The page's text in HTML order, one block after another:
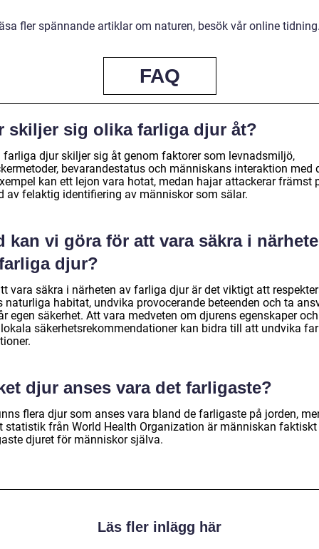
fler spännande artiklar om naturen, besök vår online
FAQ
skiljer sig olika farliga djur åt?
farliga djur skiljer sig åt genom faktorer som levnadsmiljö,
bevarandestatus och människans interaktion med
kan ett lejon vara hotat, medan hajar attackerar främst
av felaktig identifiering av människor som sälar.
kan vi göra för att vara säkra i
djur?
vara säkra i närheten av farliga djur är det viktigt att
naturliga habitat, undvika provocerande beteenden och ta
egen säkerhet. Att vara medveten om djurens egenskaper
säkerhetsrekommendationer kan bidra till att undvika
djur anses vara det farligaste?
flera djur som anses vara bland de farligaste på jorden,
statistik från World Health Organization är människan faktiskt
djuret för människor själva.
Läs fler inlägg här